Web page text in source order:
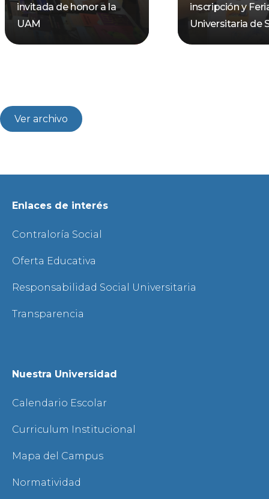
invitada de honor a la
UAM
inscripción y
Universitaria de
Ver archivo
Enlaces de interés
Contraloría Social
Oferta Educativa
Responsabilidad Social Universitaria
Transparencia
Nuestra Universidad
Calendario Escolar
Curriculum Institucional
Mapa del Campus
Normatividad